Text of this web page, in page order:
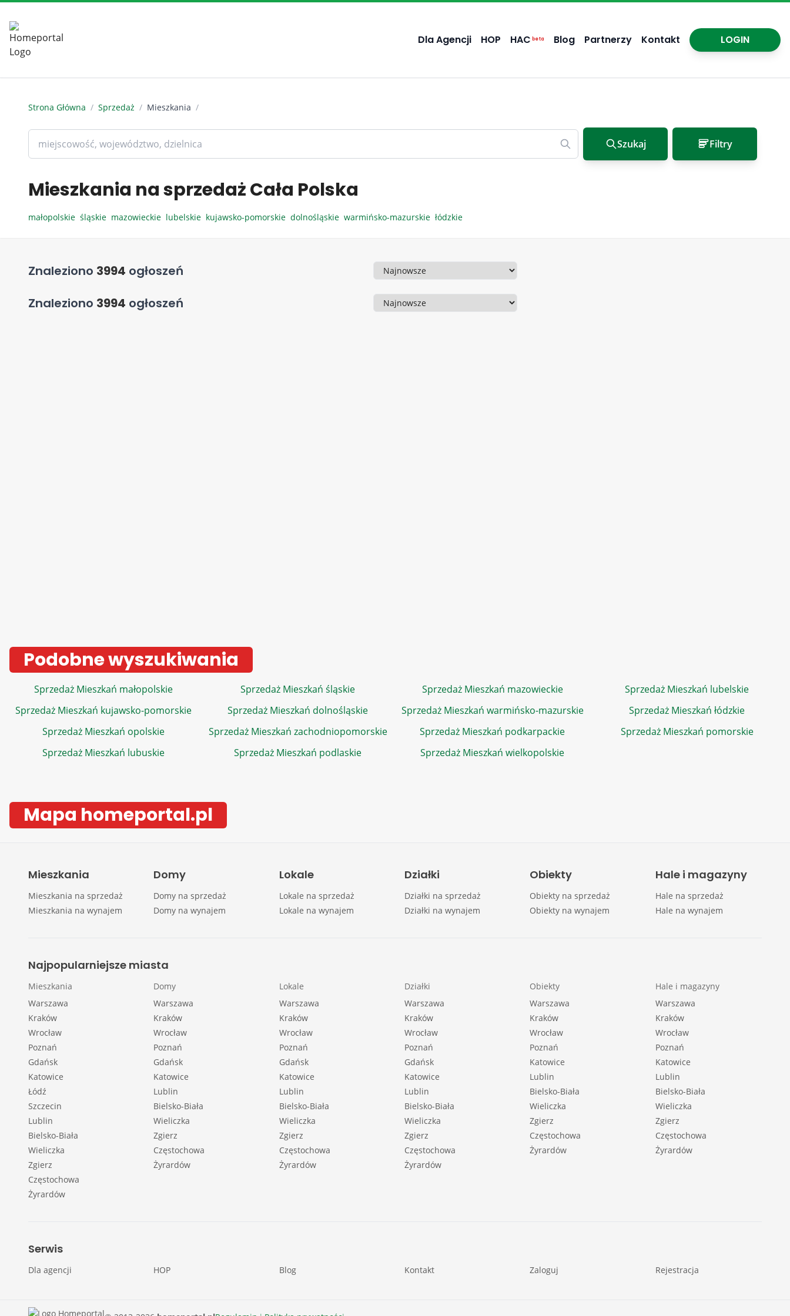
Dla Agencji HOP HAC beta Blog Partnerzy Kontakt LOGIN
Strona Główna / Sprzedaż / Mieszkania /
Szukaj Filtry
Mieszkania na sprzedaż Cała Polska
małopolskie śląskie mazowieckie lubelskie kujawsko-pomorskie dolnośląskie warmińsko-mazurskie łódzkie
Znaleziono 3994 ogłoszeń Sortowanie
Znaleziono 3994 ogłoszeń Sortowanie
Podobne wyszukiwania
Sprzedaż Mieszkań małopolskie Sprzedaż Mieszkań śląskie Sprzedaż Mieszkań mazowieckie
Sprzedaż Mieszkań lubelskie
Sprzedaż Mieszkań kujawsko-pomorskie
Sprzedaż Mieszkań dolnośląskie Sprzedaż Mieszkań warmińsko-mazurskie
Sprzedaż Mieszkań łódzkie
Sprzedaż Mieszkań opolskie
Sprzedaż Mieszkań zachodniopomorskie Sprzedaż Mieszkań podkarpackie
Sprzedaż Mieszkań pomorskie
Sprzedaż Mieszkań lubuskie
Sprzedaż Mieszkań podlaskie Sprzedaż Mieszkań wielkopolskie
Mapa homeportal.pl
Mieszkania
Mieszkania na sprzedaż
Mieszkania na wynajem
Domy
Domy na sprzedaż
Domy na wynajem
Lokale
Lokale na sprzedaż
Lokale na wynajem
Działki
Działki na sprzedaż
Działki na wynajem
Obiekty
Obiekty na sprzedaż
Obiekty na wynajem
Hale i magazyny
Hale na sprzedaż
Hale na wynajem
Najpopularniejsze miasta
Mieszkania
Warszawa
Kraków
Wrocław
Poznań
Gdańsk
Katowice
Łódź
Szczecin
Lublin
Bielsko-Biała
Wieliczka
Zgierz
Częstochowa
Żyrardów
Domy
Warszawa
Kraków
Wrocław
Poznań
Gdańsk
Katowice
Lublin
Bielsko-Biała
Wieliczka
Zgierz
Częstochowa
Żyrardów
Lokale
Warszawa
Kraków
Wrocław
Poznań
Gdańsk
Katowice
Lublin
Bielsko-Biała
Wieliczka
Zgierz
Częstochowa
Żyrardów
Działki
Warszawa
Kraków
Wrocław
Poznań
Gdańsk
Katowice
Lublin
Bielsko-Biała
Wieliczka
Zgierz
Częstochowa
Żyrardów
Obiekty
Warszawa
Kraków
Wrocław
Poznań
Katowice
Lublin
Bielsko-Biała
Wieliczka
Zgierz
Częstochowa
Żyrardów
Hale i magazyny
Warszawa
Kraków
Wrocław
Poznań
Katowice
Lublin
Bielsko-Biała
Wieliczka
Zgierz
Częstochowa
Żyrardów
Serwis
Dla agencji HOP Blog Kontakt Zaloguj Rejestracja